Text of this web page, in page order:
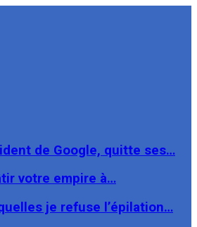
de Google, quitte ses…
votre empire à…
je refuse l’épilation…